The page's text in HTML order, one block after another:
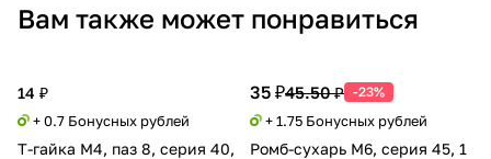
Вам также может понравиться
14 ₽
+ 0.7 Бонусных рублей
Т-гайка М4, паз 8, серия 40,
35 ₽45.50 ₽ -23%
+ 1.75 Бонусных рублей
Ромб-сухарь М6, серия 45, 1